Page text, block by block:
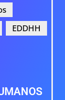
EDDHH